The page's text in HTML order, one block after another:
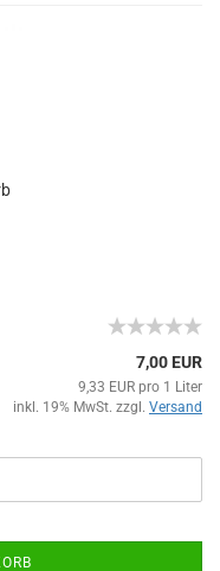
7,00 EUR
9,33 EUR pro 1 Liter
inkl. 19% MwSt. zzgl. Versand